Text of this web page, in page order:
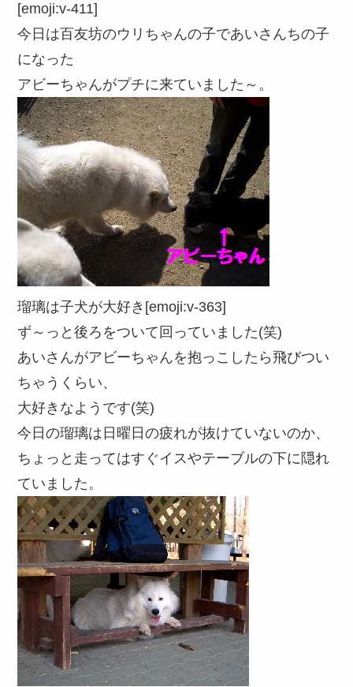
[emoji:v-411]
今日は百友坊のウリちゃんの子であいさんちの子
になった
アビーちゃんがプチに来ていました～。
瑠璃は子犬が大好き[emoji:v-363]
ず～っと後ろをついて回っていました(笑)
あいさんがアビーちゃんを抱っこしたら飛びつい
ちゃうくらい、
大好きなようです(笑)
今日の瑠璃は日曜日の疲れが抜けていないのか、
ちょっと走ってはすぐイスやテーブルの下に隠れ
ていました。